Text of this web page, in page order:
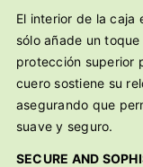
El interior de la caja
sólo añade un
protección superior
cuero sostiene su
asegurando que
suave y seguro.
SECURE AND